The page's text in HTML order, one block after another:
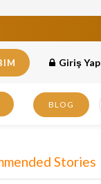
Giriş Yap
BLOG
Stories